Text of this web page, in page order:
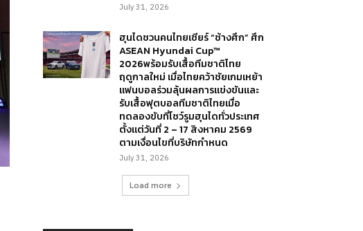
July 31, 2026
ฮุนไดชวนคนไทยเชียร์ “ช้างศึก” ศึก
ASEAN Hyundai Cup™
2026พร้อมรับเสื้อทีมชาติไทย
ฤดูกาลใหม่ เมื่อไทยคว้าชัยเกมเหย้า
แฟนบอลร่วมลุ้นผลการแข่งขันและ
รับเสื้อฟุตบอลทีมชาติไทยเมื่อ
ทดลองขับที่โชว์รูมฮุนไดทั่วประเทศ
ตั้งแต่วันที่ 2 – 17 สิงหาคม 2569
ตามเงื่อนไขที่บริษัทกำหนด
July 31, 2026
Load more